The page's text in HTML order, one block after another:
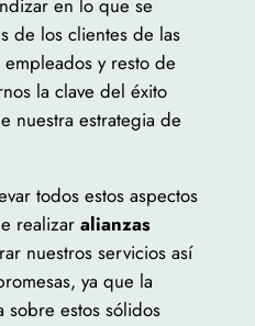
en lo que se
de los clientes de las
y resto de
la clave del éxito
nuestra estrategia de
todos estos aspectos
realizar alianzas
nuestros servicios así
ya que la
sobre estos sólidos